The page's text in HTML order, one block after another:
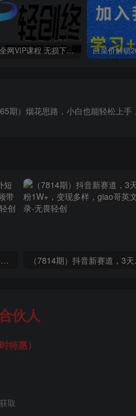
全网VIP课程 无损下载~
期）烟花思路，小白也能轻松上手
（6890期）2023-TikTok海外短视频带货特训营，掌握TK短视频带货变现全流程（60节课） （
伙人
特惠）
取